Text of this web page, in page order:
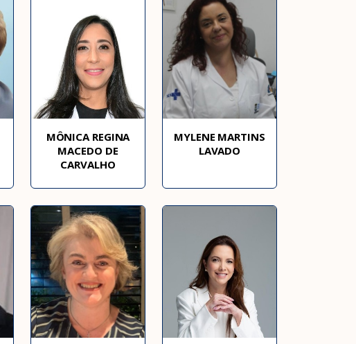
A Febrasgo Ensino
MÔNICA REGINA
MACEDO DE
CARVALHO
MYLENE MARTINS
LAVADO